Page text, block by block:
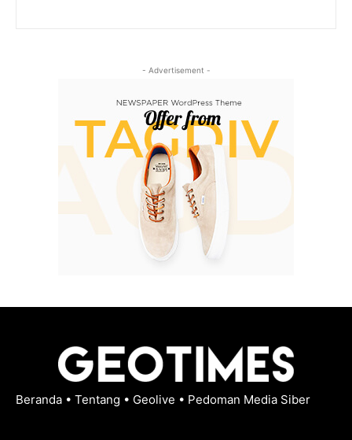
- Advertisement -
Beranda • Tentang • Geolive • Pedoman Media Siber